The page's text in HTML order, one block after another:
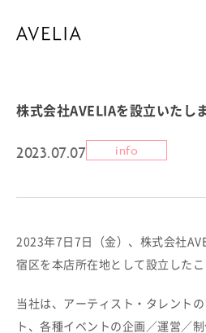
株式会社AVELIAを設立いたし
2023.07.07 info
2023年7日7日（金）、株式会社
宿区を本店所在地として設立した
当社は、アーティスト・タレント
ト、各種イベントの企画／運営／